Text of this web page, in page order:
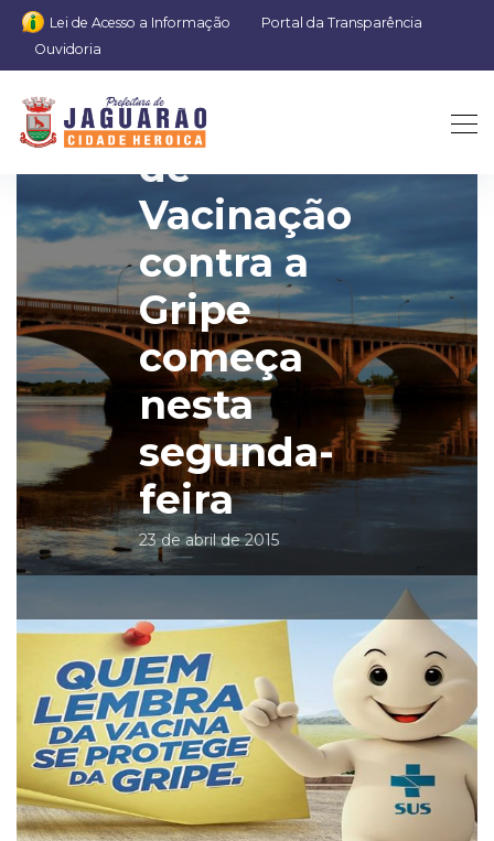
Lei de Acesso a Informação
Portal da Transparência
Ouvidoria
Campanha
de
Vacinação
contra a
Gripe
começa
nesta
segunda-
feira
23 de abril de 2015